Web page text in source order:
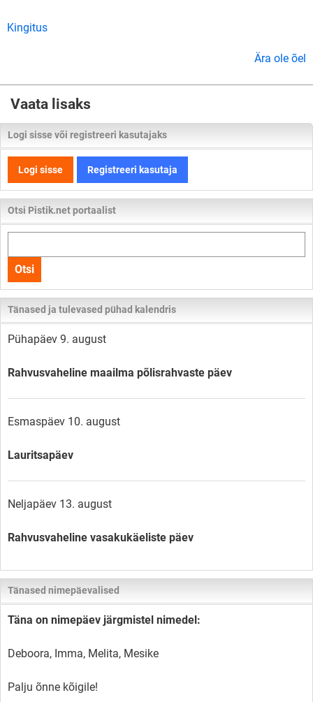
Kingitus
Ära ole õel
Vaata lisaks
Logi sisse või registreeri kasutajaks
Logi sisse Registreeri kasutaja
Otsi Pistik.net portaalist
kogu
lehelt
Otsi
Tänased ja tulevased pühad kalendris
Pühapäev 9. august
Rahvusvaheline maailma põlisrahvaste päev
Esmaspäev 10. august
Lauritsapäev
Neljapäev 13. august
Rahvusvaheline vasakukäeliste päev
Tänased nimepäevalised
Täna on nimepäev järgmistel nimedel:
Deboora, Imma, Melita, Mesike
Palju õnne kõigile!